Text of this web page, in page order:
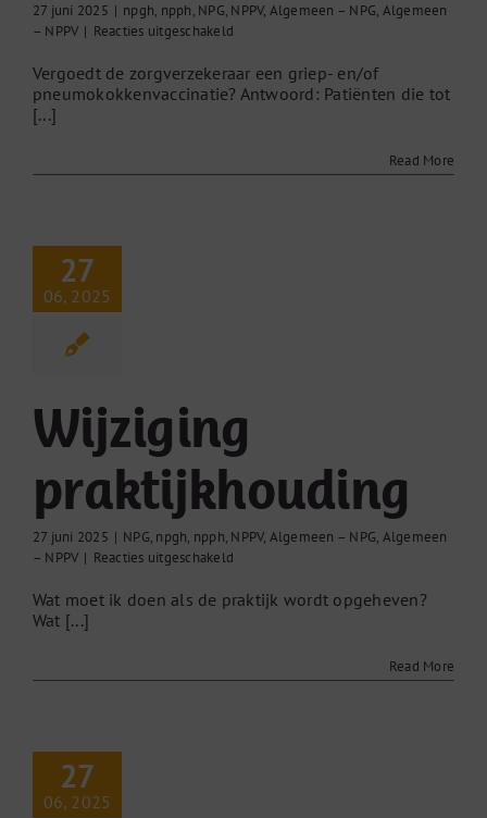
27 juni 2025 | npgh, npph, NPG, NPPV, Algemeen – NPG, Algemeen
– NPPV | Reacties uitgeschakeldvoor
zorgverzekaar
Vergoedt de zorgverzekeraar een griep- en/of
pneumokokkenvaccinatie? Antwoord: Patiënten die tot
[...]
Read More
27
06, 2025
Wijziging
praktijkhouding
27 juni 2025 | NPG, npgh, npph, NPPV, Algemeen – NPG, Algemeen
– NPPV | Reacties uitgeschakeldvoor
praktijkhouding
Wat moet ik doen als de praktijk wordt opgeheven?
Wat [...]
Read More
27
06, 2025